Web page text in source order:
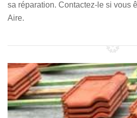
sa réparation. Contactez-le si vous
Aire.